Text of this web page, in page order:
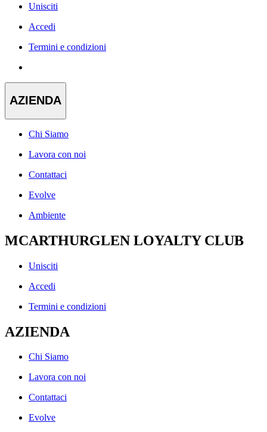
Unisciti
Accedi
Termini e condizioni
AZIENDA
Chi Siamo
Lavora con noi
Contattaci
Evolve
Ambiente
MCARTHURGLEN LOYALTY CLUB
Unisciti
Accedi
Termini e condizioni
AZIENDA
Chi Siamo
Lavora con noi
Contattaci
Evolve